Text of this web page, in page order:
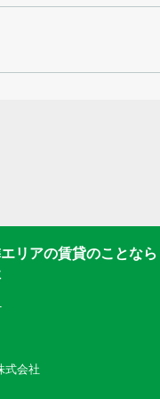
リアの賃貸のことなら
式会社